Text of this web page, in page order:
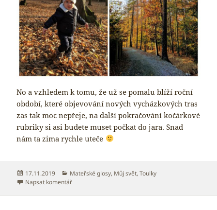
No a vzhledem k tomu, že už se pomalu blíží roční
období, které objevování nových vycházkových tras
zas tak moc nepřeje, na další pokračování kočárkové
rubriky si asi budete muset počkat do jara. Snad
nám ta zima rychle uteče
Publikováno:
17.11.2019 Rubriky:
Mateřské glosy, Můj svět,Toulky
Napsat komentářpro text s názvem S kočárkem po Brně aneb Naše